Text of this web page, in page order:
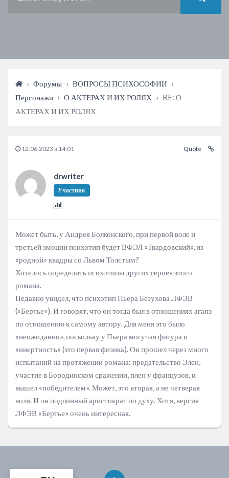
› Форумы › ВОПРОСЫ ПСИХОСОФИИ ›
Персонажи › О АКТЕРАХ И ИХ РОЛЯХ › RE: О
АКТЕРАХ И ИХ РОЛЯХ
12.06.2023 в 14:01 Quote
drwriter
Участник
Может быть, у Андрея Болконского, при первой воле и
третьей эмоции психотип будет ВФЭЛ «Твардовский», из
«родной» квадры со Львом Толстым?
Хотелось определить психотипы других героев этого
романа.
Недавно увидел, что психотип Пьера Безухова ЛФЭВ
(«Бертье»). И говорят, что он тогда был в отношениях агапэ
по отношению к самому автору. Для меня это было
«неожиданно», поскольку у Пьера могучая фигура и
«инертность» (это первая физика). Он прошел через много
испытаний на протяжении романа: предательство Элен,
участие в Бородинском сражении, плен у французов, и
вышел «победителем». Может, это вторая, а не четверая
воля. И он подлинный аристократ по духу. Хотя, версия
ЛФЭВ «Бертье» очень интересная.